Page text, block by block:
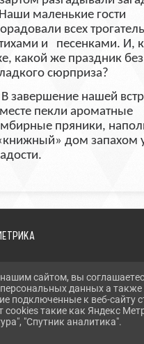
Наши маленькие гости
всех
и песенками. И,
какой же праздник без
сюрприза?
В завершение нашей
пекли ароматные
пряники,
дом запахом
TEVRIZLIB.RU
САЙТА
ОБРАБОТКИ
сайтом, вы
данных а также
подключенные к веб-сайту
cookies такие как Яндекс
"Спутник аналитика".